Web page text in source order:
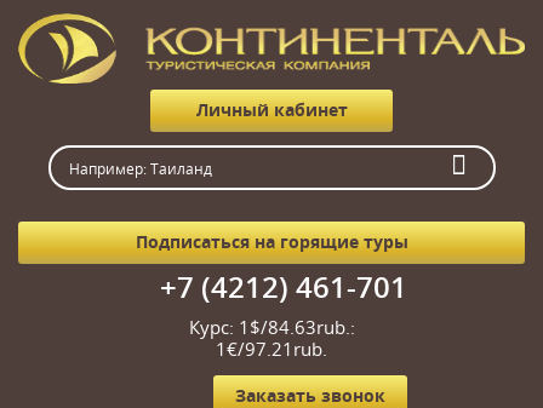
Личный кабинет
Подписаться на горящие туры
+7 (4212) 461-701
Курс: 1$/84.63rub.:
1€/97.21rub.
Заказать звонок